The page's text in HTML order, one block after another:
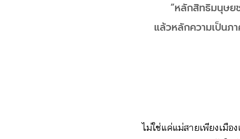
“หลักสิทธิมนุษย
แล้วหลักความเป็นภ
ไม่ใช่แค่แม่สายเพียงเมื